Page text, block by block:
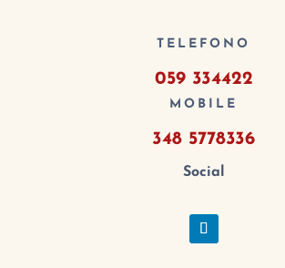
TELEFONO
059 334422
MOBILE
348 5778336
Social